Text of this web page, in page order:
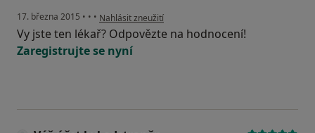
17. března 2015 • • • podle názoru uživatele Váš účet byl odstraněn
Nahlásit zneužití
Vy jste ten lékař? Odpovězte na hodnocení!
Zaregistrujte se nyní